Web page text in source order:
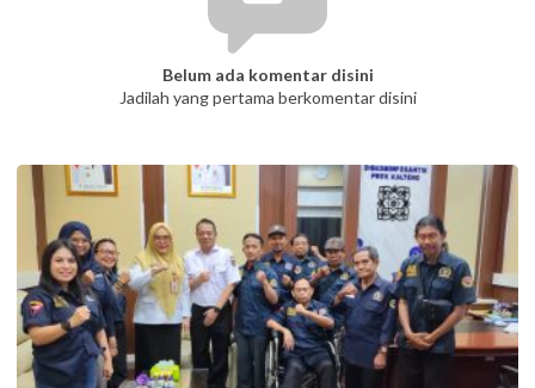
Belum ada komentar disini
Jadilah yang pertama berkomentar disini